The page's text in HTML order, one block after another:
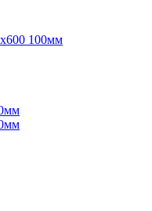
100мм